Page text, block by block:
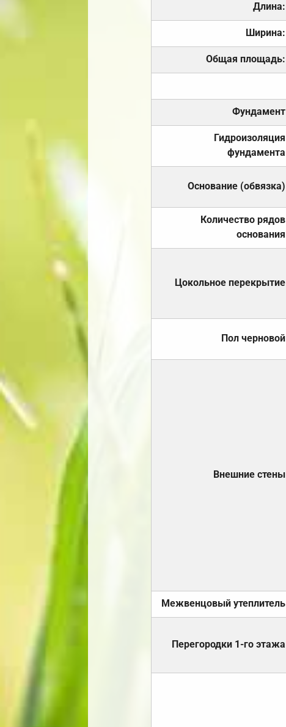
Длина:
Ширина:
Общая площадь:
Фундамент
Гидроизоляция
фундамента
Основание (обвязка)
Количество рядов
основания
Цокольное перекрытие
Пол черновой
Внешние стены
Межвенцовый утеплитель
Перегородки 1-го этажа